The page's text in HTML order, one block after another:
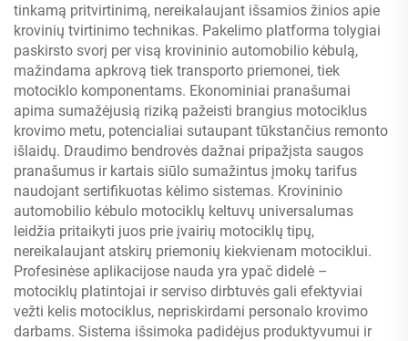
tinkamą pritvirtinimą, nereikalaujant išsamios žinios apie
krovinių tvirtinimo technikas. Pakelimo platforma tolygiai
paskirsto svorį per visą krovininio automobilio kėbulą,
mažindama apkrovą tiek transporto priemonei, tiek
motociklo komponentams. Ekonominiai pranašumai
apima sumažėjusią riziką pažeisti brangius motociklus
krovimo metu, potencialiai sutaupant tūkstančius remonto
išlaidų. Draudimo bendrovės dažnai pripažįsta saugos
pranašumus ir kartais siūlo sumažintus įmokų tarifus
naudojant sertifikuotas kėlimo sistemas. Krovininio
automobilio kėbulo motociklų keltuvų universalumas
leidžia pritaikyti juos prie įvairių motociklų tipų,
nereikalaujant atskirų priemonių kiekvienam motociklui.
Profesinėse aplikacijose nauda yra ypač didelė –
motociklų platintojai ir serviso dirbtuvės gali efektyviai
vežti kelis motociklus, nepriskirdami personalo krovimo
darbams. Sistema išsimoka padidėjus produktyvumui ir